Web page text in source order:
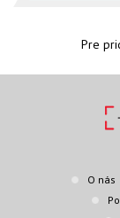
Pre
O nás